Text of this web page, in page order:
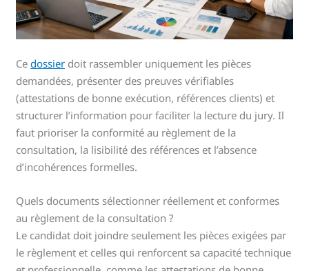
Cedossier doit rassembler uniquement les pièces
demandées, présenter des preuves vérifiables
(attestations de bonne exécution, références clients) et
structurer l’information pour faciliter la lecture du jury. Il
faut prioriser la conformité au règlement de la
consultation, la lisibilité des références et l’absence
d’incohérences formelles.
Quels documents sélectionner réellement et conformes
au règlement de la consultation ?
Le candidat doit joindre seulement les pièces exigées par
le règlement et celles qui renforcent sa capacité technique